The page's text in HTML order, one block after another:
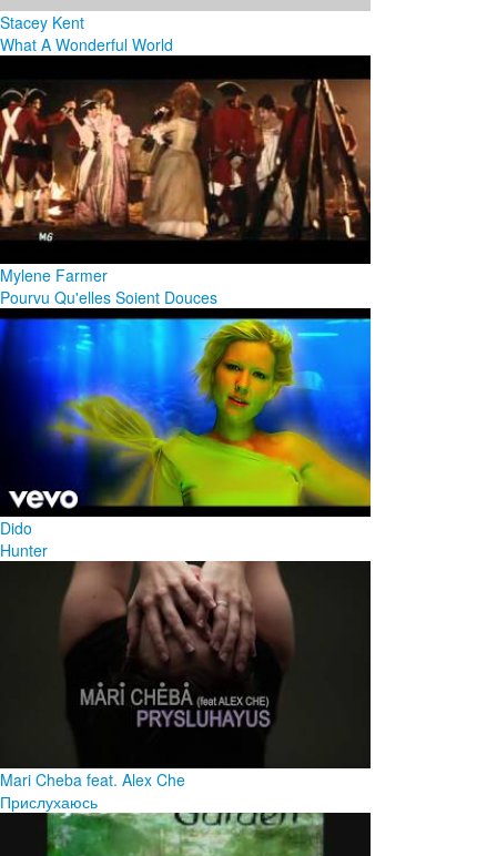
Stacey Kent
What A Wonderful World
Mylene Farmer
Pourvu Qu'elles Soient Douces
Dido
Hunter
Mari Cheba feat. Alex Che
Прислухаюсь